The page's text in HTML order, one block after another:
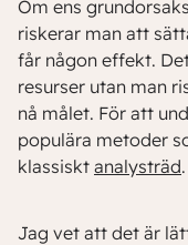
Om ens
riskerar man att
får någon effekt.
resurser utan man
nå målet. För att
populära metoder
klassiskt analysträd.
Jag vet att det är